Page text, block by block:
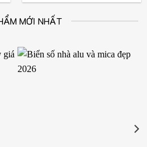
MỚI NHẤT